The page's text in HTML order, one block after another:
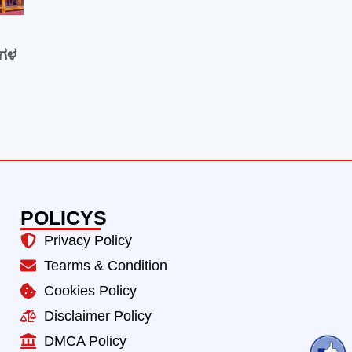
POLICYS
Privacy Policy
Tearms & Condition
Cookies Policy
Disclaimer Policy
DMCA Policy